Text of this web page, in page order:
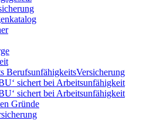
BerufsunfähigkeitsVersicherung
sichert bei Arbeitsunfähigkeit
sichert bei Arbeitsunfähigkeit
Gründe